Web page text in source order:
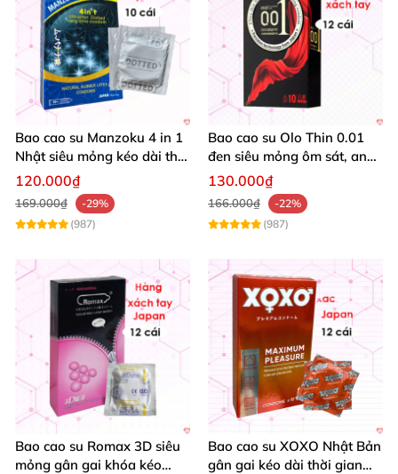
Bao cao su Manzoku 4 in 1
Nhật siêu mỏng kéo dài thời
gian chính hãng
120.000₫
169.000₫
-29%
(987)
Bao cao su Olo Thin 0.01
đen siêu mỏng ôm sát, an
toàn, Nhật Bản
130.000₫
166.000₫
-22%
(987)
Bao cao su Romax 3D siêu
mỏng gân gai khóa kéo
Bao cao su XOXO Nhật Bản
gân gai kéo dài thời gian